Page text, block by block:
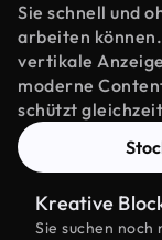
Sie schnell und
arbeiten
vertikale
moderne
schützt
Kreative
Sie suchen